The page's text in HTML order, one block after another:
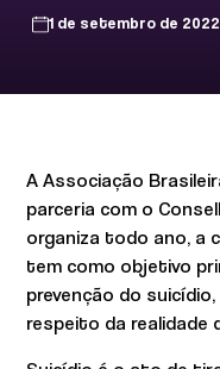
1 de setembro de 2022
A Associação
parceria com o
organiza todo ano, a
tem como objetivo
prevenção do
respeito da realidade